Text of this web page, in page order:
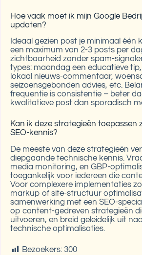
Hoe vaak moet ik mijn Google
updaten?
Ideaal gezien post je minimaal één
een maximum van 2-3 posts per
zichtbaarheid zonder spam-
types: maandag een educatieve
lokaal nieuws-commentaar,
seizoensgebonden advies, etc.
frequentie is consistentie – beter
kwalitatieve post dan sporadisch
Kan ik deze strategieën toepassen
SEO-kennis?
De meeste van deze strategieën
diepgaande technische kennis.
media monitoring, en GBP-
toegankelijk voor iedereen die
Voor complexere implementaties
markup of site-structuur
samenwerking met een SEO-
op content-gedreven strategieën
uitvoeren, en breid geleidelijk uit
technische optimalisaties.
Bezoekers: 300